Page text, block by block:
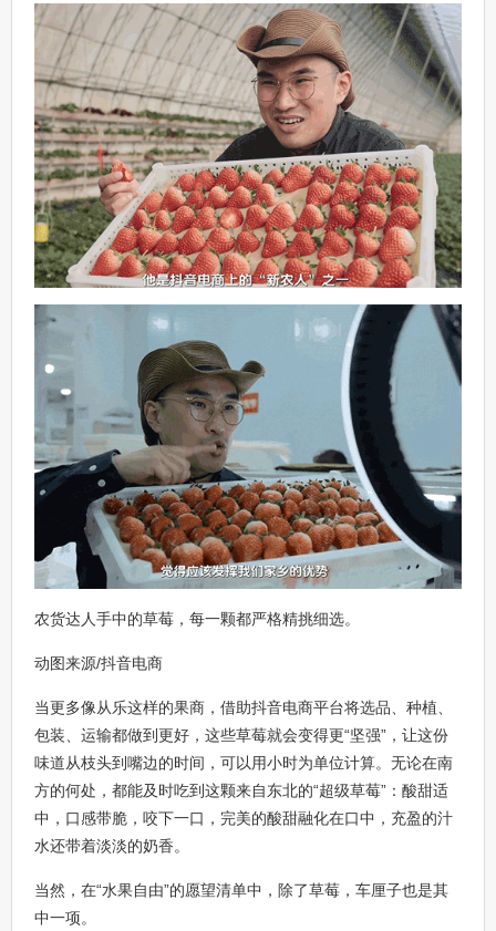
农货达人手中的草莓，每一颗都严格精挑细选。
动图来源/抖音电商
当更多像从乐这样的果商，借助抖音电商平台将选品、种植、
包装、运输都做到更好，这些草莓就会变得更“坚强”，让这份
味道从枝头到嘴边的时间，可以用小时为单位计算。无论在南
方的何处，都能及时吃到这颗来自东北的“超级草莓”：酸甜适
中，口感带脆，咬下一口，完美的酸甜融化在口中，充盈的汁
水还带着淡淡的奶香。
当然，在“水果自由”的愿望清单中，除了草莓，车厘子也是其
中一项。